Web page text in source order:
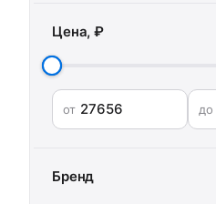
Цена, ₽
от до
Бренд